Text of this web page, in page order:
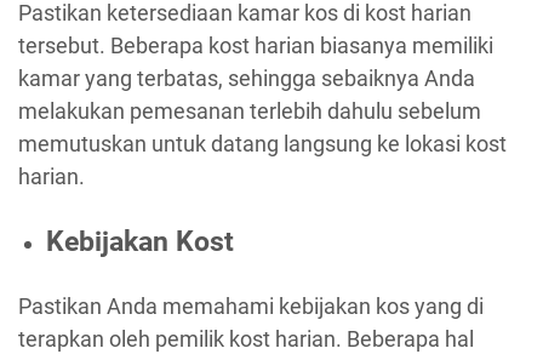
Pastikan ketersediaan kamar kos di kost harian
tersebut. Beberapa kost harian biasanya memiliki
kamar yang terbatas, sehingga sebaiknya Anda
melakukan pemesanan terlebih dahulu sebelum
memutuskan untuk datang langsung ke lokasi kost
harian.
Kebijakan Kost
Pastikan Anda memahami kebijakan kos yang di
terapkan oleh pemilik kost harian. Beberapa hal